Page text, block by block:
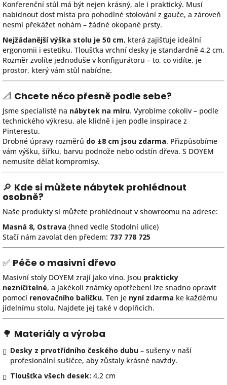
Konferenční stůl má být nejen krásný, ale i praktický. Musí
nabídnout dost místa pro pohodlné stolování z gauče, a zároveň
nesmí překážet nohám – žádné okopané prsty.
Nejžádanější výška stolu je 50 cm, která zajišťuje ideální
ergonomii i estetiku. Tloušťka vrchní desky je standardně 4,2 cm.
Rozměr zvolíte jednoduše v konfigurátoru – to, co vidíte, je
prostor, který vám stůl nabídne.
📐 Chcete něco přesně podle sebe?
Jsme specialisté na nábytek na míru. Vyrobíme cokoliv – podle
technického výkresu, ale klidně i jen podle inspirace z
Pinterestu.
Drobné úpravy rozměrů do ±8 cm jsou zdarma. Přizpůsobíme
vám výšku, šířku, barvu podnože nebo odstín dřeva. S DOYEM
nemusíte dělat kompromisy.
🔎 Kde si můžete nábytek prohlédnout
osobně?
Naše produkty si můžete prohlédnout v showroomu na adrese:
Masná 8, Ostrava (hned vedle Stodolní ulice)
Stačí nám zavolat den předem: 737 778 725
✅ Péče o masivní dřevo
Masivní stoly DOYEM zrají jako víno. Jsou prakticky
nezničitelné, a jakékoli známky opotřebení lze snadno opravit
pomocí renovačního balíčku. Ten je nyní zdarma ke každému
jídelnímu stolu. Najdete jej také v doplňcích.
🌳 Materiály a výroba
Desky z prvotřídního českého dubu – sušeny v naší
profesionální sušičce, aby zůstaly krásné navždy.
Tloušťka všech desek: 4,2 cm